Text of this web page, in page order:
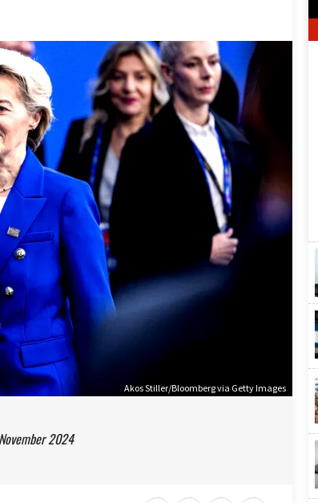
Akos Stiller/Bloomberg via Getty Images
November 2024